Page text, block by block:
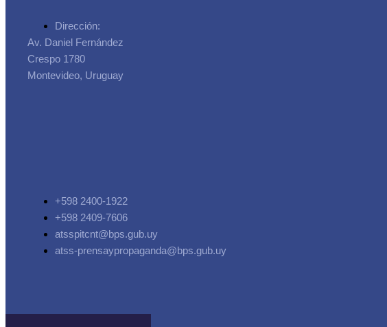
Dirección:
Av. Daniel Fernández
Crespo 1780
Montevideo, Uruguay
+598 2400-1922
+598 2409-7606
atsspitcnt@bps.gub.uy
atss-prensaypropaganda@bps.gub.uy